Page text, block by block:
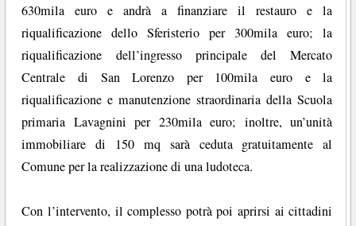
630mila euro e andrà a finanziare il restauro e la
riqualificazione dello Sferisterio per 300mila euro; la
riqualificazione dell’ingresso principale del Mercato
Centrale di San Lorenzo per 100mila euro e la
riqualificazione e manutenzione straordinaria della Scuola
primaria Lavagnini per 230mila euro; inoltre, un’unità
immobiliare di 150 mq sarà ceduta gratuitamente al
Comune per la realizzazione di una ludoteca.
Con l’intervento, il complesso potrà poi aprirsi ai cittadini